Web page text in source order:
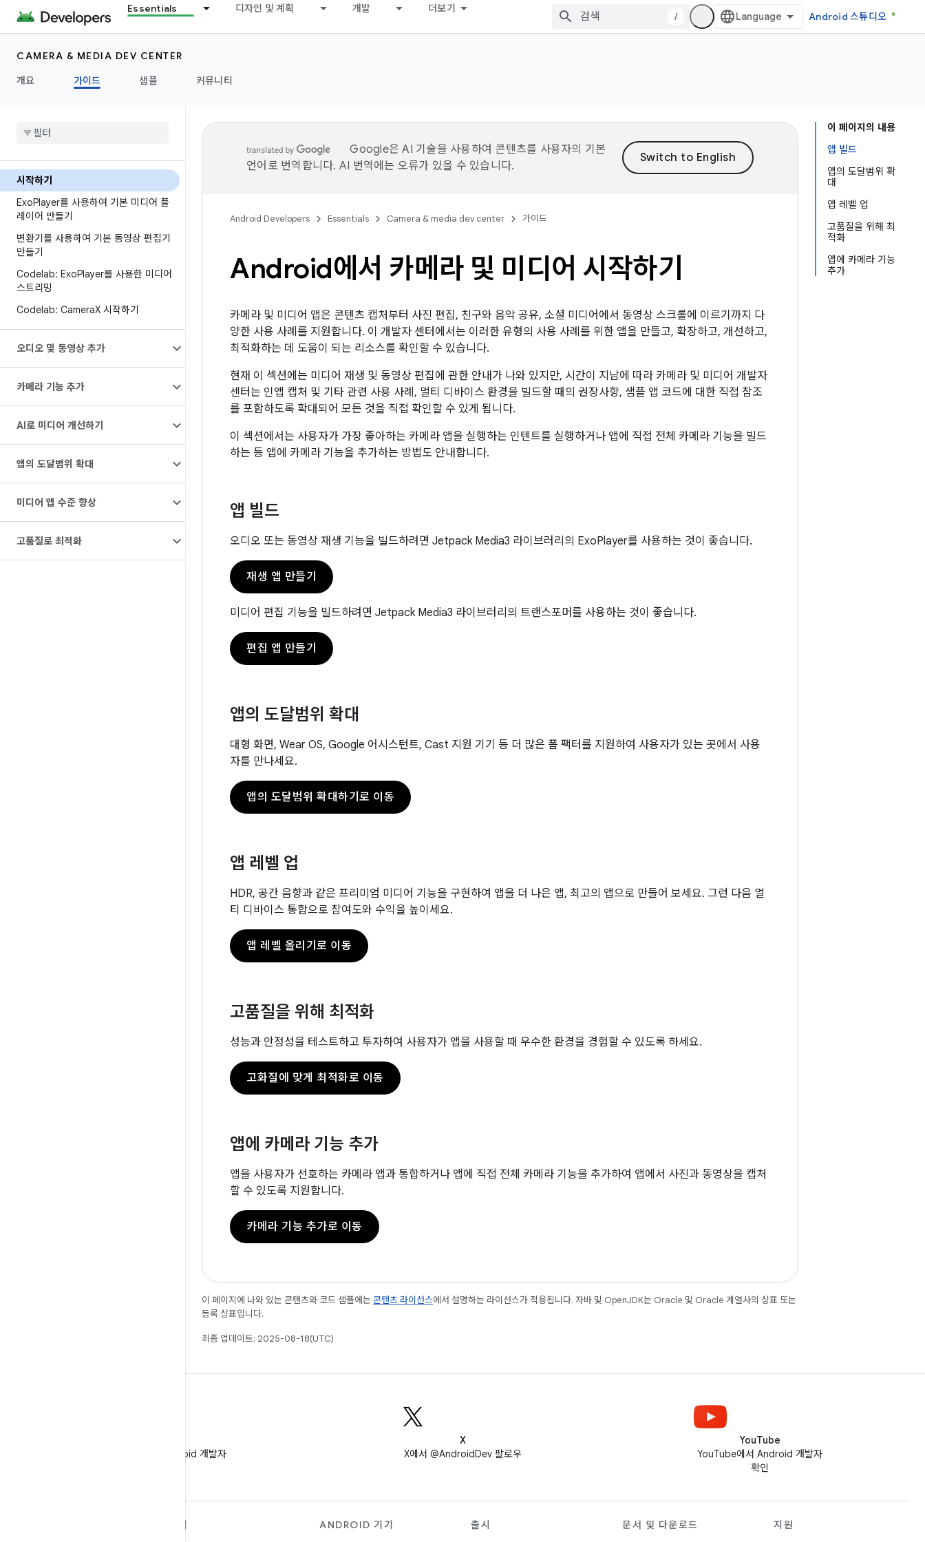
Essentials 디자인 및 계획 개발 더보기
/ Android 스튜디오
CAMERA & MEDIA DEV CENTER
개요
가이드 샘플 커뮤니티
시작하기
ExoPlayer를 사용하여 기본 미디어 플
레이어 만들기
변환기를 사용하여 기본 동영상 편집기
만들기
Codelab: ExoPlayer를 사용한 미디어
스트리밍
Codelab: CameraX 시작하기
오디오 및 동영상 추가
카메라 기능 추가
AI로 미디어 개선하기
앱의 도달범위 확대
미디어 앱 수준 향상
고품질로 최적화
이 페이지의 내용
앱 빌드
앱의 도달범위 확
대
앱 레벨 업
고품질을 위해 최
적화
앱에 카메라 기능
추가
Google은 AI 기술을 사용하여 콘텐츠를 사용자의 기본
언어로 번역합니다. AI 번역에는 오류가 있을 수 있습니다.
Android Developers Essentials Camera & media dev center 가이드
Android에서 카메라 및 미디어 시작하기
카메라 및 미디어 앱은 콘텐츠 캡처부터 사진 편집, 친구와 음악 공유, 소셜 미디어에서 동영상 스크롤에 이르기까지 다
양한 사용 사례를 지원합니다. 이 개발자 센터에서는 이러한 유형의 사용 사례를 위한 앱을 만들고, 확장하고, 개선하고,
최적화하는 데 도움이 되는 리소스를 확인할 수 있습니다.
현재 이 섹션에는 미디어 재생 및 동영상 편집에 관한 안내가 나와 있지만, 시간이 지남에 따라 카메라 및 미디어 개발자
센터는 인앱 캡처 및 기타 관련 사용 사례, 멀티 디바이스 환경을 빌드할 때의 권장사항, 샘플 앱 코드에 대한 직접 참조
를 포함하도록 확대되어 모든 것을 직접 확인할 수 있게 됩니다.
이 섹션에서는 사용자가 가장 좋아하는 카메라 앱을 실행하는 인텐트를 실행하거나 앱에 직접 전체 카메라 기능을 빌드
하는 등 앱에 카메라 기능을 추가하는 방법도 안내합니다.
앱 빌드
오디오 또는 동영상 재생 기능을 빌드하려면 Jetpack Media3 라이브러리의 ExoPlayer를 사용하는 것이 좋습니다.
재생 앱 만들기
미디어 편집 기능을 빌드하려면 Jetpack Media3 라이브러리의 트랜스포머를 사용하는 것이 좋습니다.
편집 앱 만들기
앱의 도달범위 확대
대형 화면, Wear OS, Google 어시스턴트, Cast 지원 기기 등 더 많은 폼 팩터를 지원하여 사용자가 있는 곳에서 사용
자를 만나세요.
앱의 도달범위 확대하기로 이동
앱 레벨 업
HDR, 공간 음향과 같은 프리미엄 미디어 기능을 구현하여 앱을 더 나은 앱, 최고의 앱으로 만들어 보세요. 그런 다음 멀
티 디바이스 통합으로 참여도와 수익을 높이세요.
앱 레벨 올리기로 이동
고품질을 위해 최적화
성능과 안정성을 테스트하고 투자하여 사용자가 앱을 사용할 때 우수한 환경을 경험할 수 있도록 하세요.
고화질에 맞게 최적화로 이동
앱에 카메라 기능 추가
앱을 사용자가 선호하는 카메라 앱과 통합하거나 앱에 직접 전체 카메라 기능을 추가하여 앱에서 사진과 동영상을 캡처
할 수 있도록 지원합니다.
카메라 기능 추가로 이동
이 페이지에 나와 있는 콘텐츠와 코드 샘플에는 콘텐츠 라이선스에서 설명하는 라이선스가 적용됩니다. 자바 및 OpenJDK는 Oracle 및 Oracle 계열사의 상표 또는
등록 상표입니다.
최종 업데이트: 2025-08-18(UTC)
WeChat에서 Android 개발자
X
X에서 @AndroidDev 팔로우
YouTube
YouTube에서 Android 개발자
확인
탐색 ANDROID 기기 출시 문서 및 다운로드 지원